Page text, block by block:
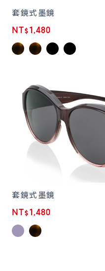
套鏡式墨鏡
NT$1,480
套鏡式墨鏡
NT$1,480